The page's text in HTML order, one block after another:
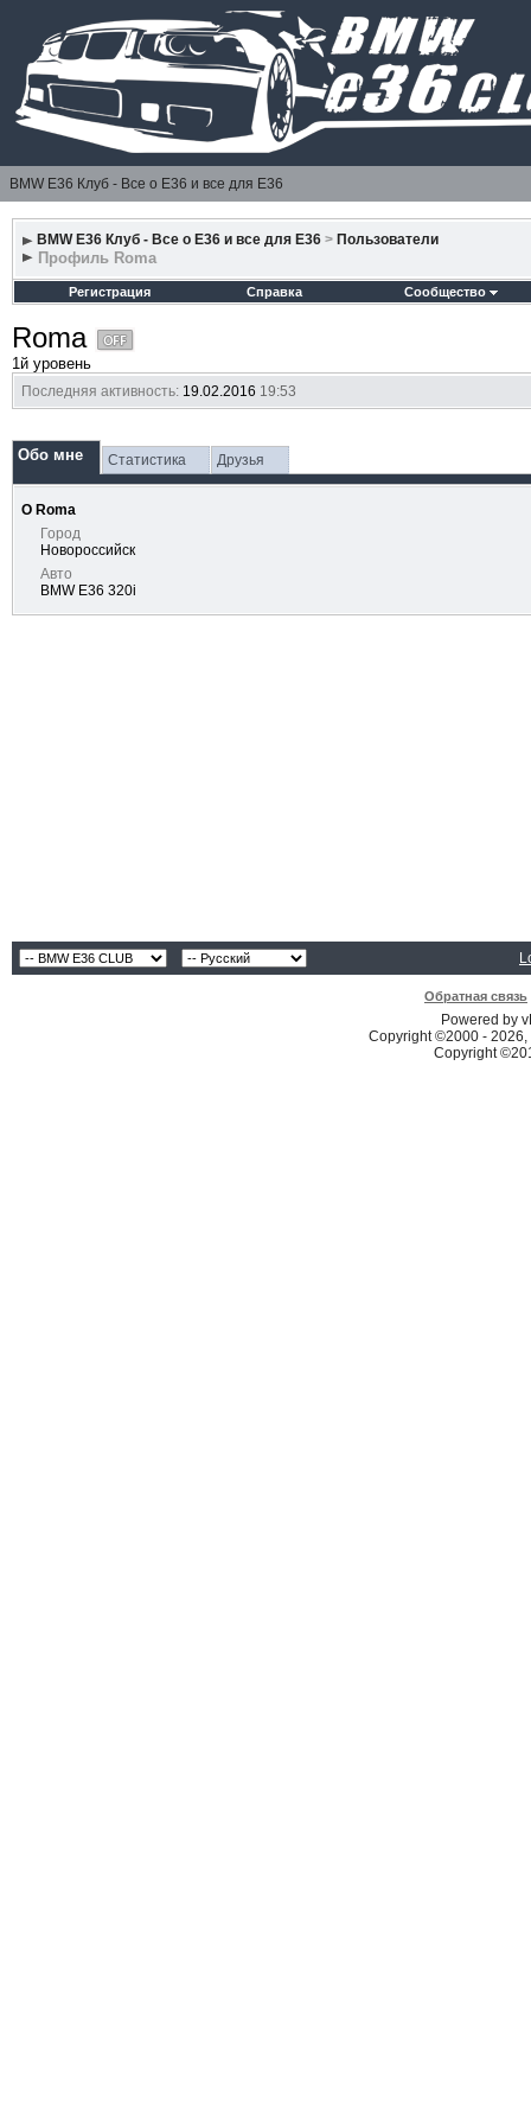
BMW E36 Клуб - Все о Е36 и все для Е36
BMW E36 Клуб - Все о Е36 и все для Е36 > Пользователи
Профиль Roma
Регистрация Справка Сообщество
Roma
1й уровень
Последняя активность:19.02.2016 19:53
Обо мне Статистика Друзья
О Roma
Город
Новороссийск
Авто
BMW E36 320i
Обратная связь
Powered by
Copyright ©2000 -
Copyright